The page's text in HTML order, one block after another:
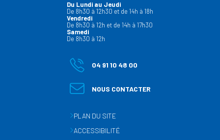
Du Lundi au Jeudi
De 8h30 à 12h30 et de 14h à 18h
Vendredi
De 8h30 à 12h et de 14h à 17h30
Samedi
De 8h30 à 12h
04 91 10 48 00
NOUS CONTACTER
PLAN DU SITE
ACCESSIBILITÉ